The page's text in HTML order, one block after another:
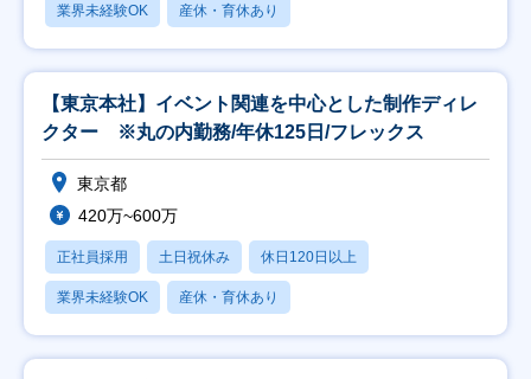
業界未経験OK 産休・育休あり
【東京本社】イベント関連を中心とした制作ディレ
クター ※丸の内勤務/年休125日/フレックス
東京都
420万~600万
正社員採用 土日祝休み 休日120日以上
業界未経験OK 産休・育休あり